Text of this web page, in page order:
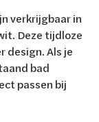
verkrijgbaar in
Deze tijdloze
design. Als je
bad
passen bij